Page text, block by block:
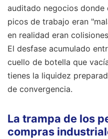
auditado negocios donde
picos de trabajo eran
en realidad eran
El desfase acumulado
cuello de botella que
tienes la liquidez
de convergencia.
La trampa de los
compras